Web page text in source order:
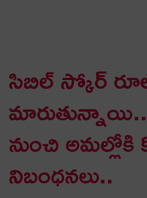
సిబిల్ స్కోర్
నుంచి అమల్లోకి
నిబంధనలు..